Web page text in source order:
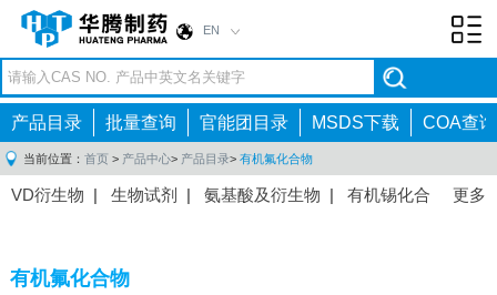
EN
产品目录 批量查询 官能团目录 MSDS下载 COA查询
当前位置： 首页 > 产品中心> 产品目录> 有机氟化合物
更多
VD衍生物 | 生物试剂 | 氨基酸及衍生物 | 有机锡化合
间体|抗高血压药物中间体
有机氟化合物